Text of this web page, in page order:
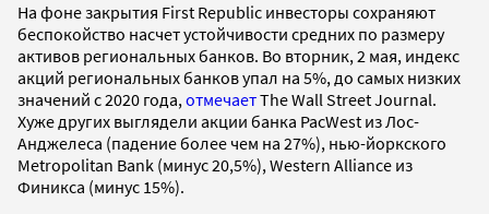
На фоне закрытия First Republic инвесторы сохраняют
беспокойство насчет устойчивости средних по размеру
активов региональных банков. Во вторник, 2 мая, индекс
акций региональных банков упал на 5%, до самых низких
значений с 2020 года,отмечаетThe Wall Street Journal.
Хуже других выглядели акции банка PacWest из Лос-
Анджелеса (падение более чем на 27%), нью-йоркского
Metropolitan Bank (минус 20,5%), Western Alliance из
Финикса (минус 15%).